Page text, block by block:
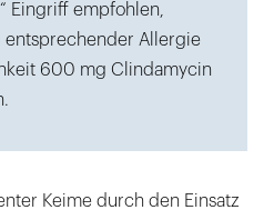
Eingriff empfohlen,
entsprechender Allergie
600 mg Clindamycin
Keime durch den Einsatz